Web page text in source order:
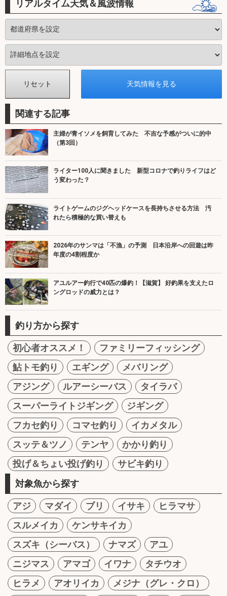
リアルタイム天気＆風波情報
関連する記事
主婦が青イソメを飼育してみた 不吉な予感がついに的中
（第3回）
ライター100人に聞きました 新型コロナで釣りライフはど
う変わった？
ライトゲームのジグヘッドケースを長持ちさせる方法 汚
れたら積極的な買い替えも
2026年のサンマは「不漁」の予測 日本沿岸への回遊は昨
年度の4割程度か
アユルアー釣行で40匹の爆釣！【滋賀】 好釣果を支えたロ
ングロッドの威力とは？
釣り方から探す
初心者オススメ！
ファミリーフィッシング
鮎トモ釣り
エギング
メバリング
アジング
ルアーシーバス
タイラバ
スーパーライトジギング
ジギング
フカセ釣り
コマセ釣り
イカメタル
スッテ＆ツノ
テンヤ
かかり釣り
投げ＆ちょい投げ釣り
サビキ釣り
対象魚から探す
アジ マダイ ブリ イサキ
ヒラマサ
スルメイカ
ケンサキイカ
スズキ（シーバス）
ナマズ
アユ
ニジマス
アマゴ イワナ
タチウオ
ヒラメ
アオリイカ
メジナ（グレ・クロ）